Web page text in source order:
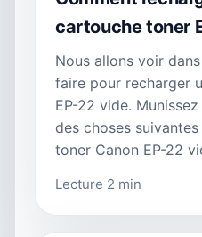
cartouche toner
Nous allons voir
faire pour recharger
EP-22 vide.
des choses
toner Canon EP-22
Lecture 2 min